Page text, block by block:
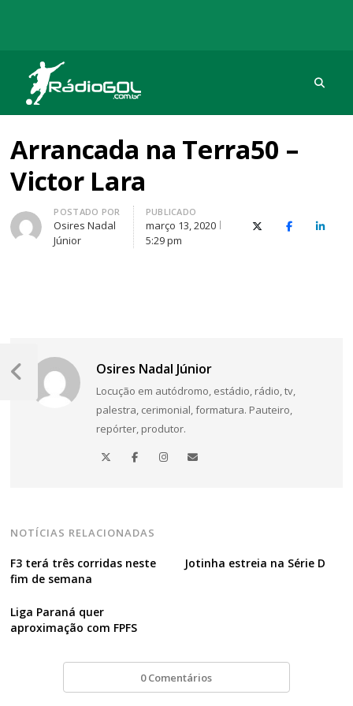
Rádio Gol
Há mais de 20 anos com as melhores coberturas
Arrancada na Terra50 –
Victor Lara
Autor
POSTADO POR
Osires Nadal
Júnior
PUBLICADO
março 13, 2020
5:29 pm
X (Twitter)Facebook
O
Osires Nadal Júnior
Locução em autódromo, estádio, rádio, tv,
palestra, cerimonial, formatura. Pauteiro,
repórter, produtor.
NOTÍCIAS RELACIONADAS
F3 terá três corridas neste
fim de semana
Jotinha estreia na Série D
Liga Paraná quer
aproximação com FPFS
0 Comentários
Navegação
de
Post
Post